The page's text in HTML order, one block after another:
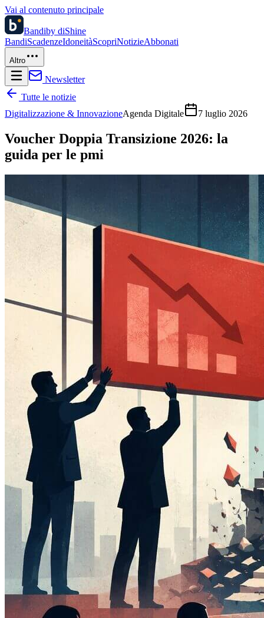
Vai al contenuto principale
Bandiby diShine
BandiScadenzeIdoneitàScopriNotizieAbbonati
Altro
Newsletter
Tutte le notizie
Digitalizzazione & InnovazioneAgenda Digitale 7 luglio 2026
Voucher Doppia Transizione 2026: la
guida per le pmi